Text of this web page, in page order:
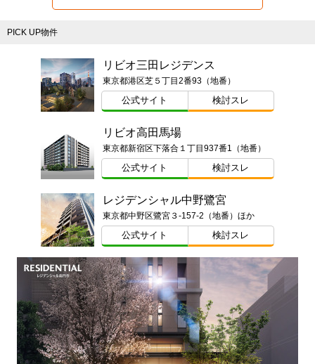
PICK UP物件
リビオ三田レジデンス
東京都港区芝５丁目2番93（地番）
公式サイト 検討スレ
リビオ高田馬場
東京都新宿区下落合１丁目937番1（地番）
公式サイト 検討スレ
レジデンシャル中野鷺宮
東京都中野区鷺宮３-157-2（地番）ほか
公式サイト 検討スレ